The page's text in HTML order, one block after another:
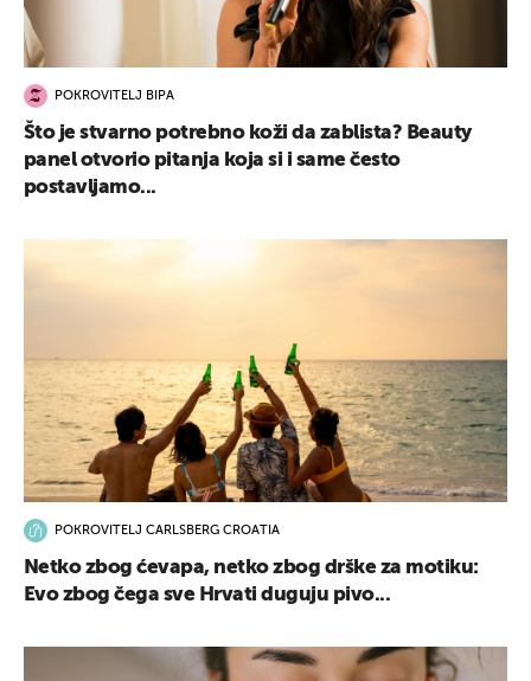
POKROVITELJ BIPA
Što je stvarno potrebno koži da zablista? Beauty
panel otvorio pitanja koja si i same često
postavljamo...
POKROVITELJ CARLSBERG CROATIA
Netko zbog ćevapa, netko zbog drške za motiku:
Evo zbog čega sve Hrvati duguju pivo...